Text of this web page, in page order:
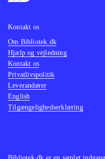
Kontakt os
Om Bibliotek.dk
Hjælp og vejledning
Kontakt os
Privatlivspolitik
Leverandører
English
Tilgængelighedserklæring